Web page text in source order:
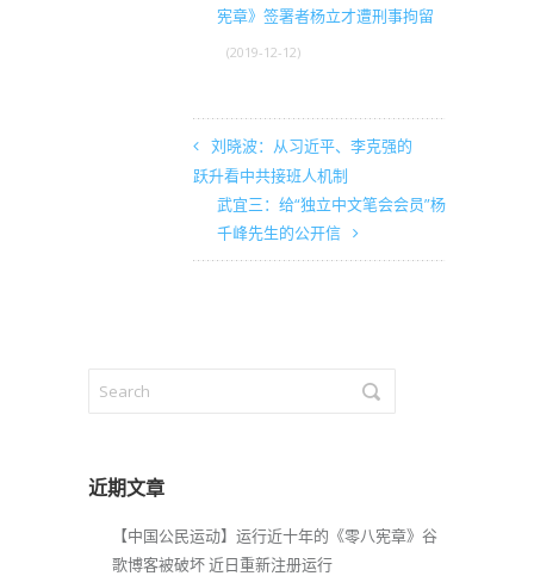
宪章》签署者杨立才遭刑事拘留
(2019-12-12)
刘晓波：从习近平、李克强的
跃升看中共接班人机制
武宜三：给“独立中文笔会会员”杨
千峰先生的公开信
近期文章
【中国公民运动】运行近十年的《零八宪章》谷
歌博客被破坏 近日重新注册运行